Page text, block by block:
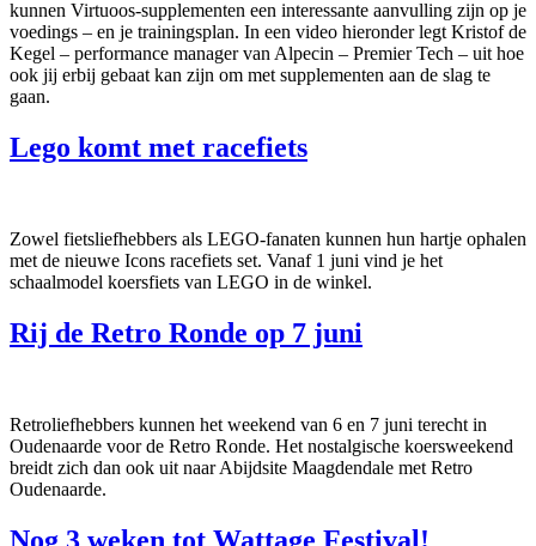
kunnen Virtuoos-supplementen een interessante aanvulling zijn op je
voedings – en je trainingsplan. In een video hieronder legt Kristof de
Kegel – performance manager van Alpecin – Premier Tech – uit hoe
ook jij erbij gebaat kan zijn om met supplementen aan de slag te
gaan.
Lego komt met racefiets
Zowel fietsliefhebbers als LEGO-fanaten kunnen hun hartje ophalen
met de nieuwe Icons racefiets set. Vanaf 1 juni vind je het
schaalmodel koersfiets van LEGO in de winkel.
Rij de Retro Ronde op 7 juni
Retroliefhebbers kunnen het weekend van 6 en 7 juni terecht in
Oudenaarde voor de Retro Ronde. Het nostalgische koersweekend
breidt zich dan ook uit naar Abijdsite Maagdendale met Retro
Oudenaarde.